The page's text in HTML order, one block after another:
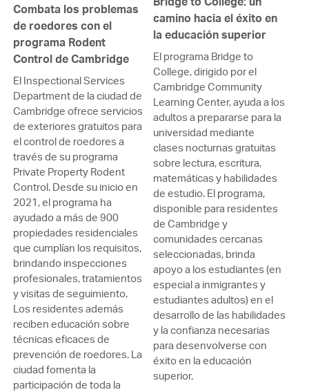
Combata los problemas
de roedores con el
programa Rodent
Control de Cambridge
El Inspectional Services
Department de la ciudad de
Cambridge ofrece servicios
de exteriores gratuitos para
el control de roedores a
través de su programa
Private Property Rodent
Control. Desde su inicio en
2021, el programa ha
ayudado a más de 900
propiedades residenciales
que cumplían los requisitos,
brindando inspecciones
profesionales, tratamientos
y visitas de seguimiento.
Los residentes además
reciben educación sobre
técnicas eficaces de
prevención de roedores. La
ciudad fomenta la
participación de toda la
camino hacia el éxito en
la educación superior
El programa Bridge to
College, dirigido por el
Cambridge Community
Learning Center, ayuda a los
adultos a prepararse para la
universidad mediante
clases nocturnas gratuitas
sobre lectura, escritura,
matemáticas y habilidades
de estudio. El programa,
disponible para residentes
de Cambridge y
comunidades cercanas
seleccionadas, brinda
apoyo a los estudiantes (en
especial a inmigrantes y
estudiantes adultos) en el
desarrollo de las habilidades
y la confianza necesarias
para desenvolverse con
éxito en la educación
superior.